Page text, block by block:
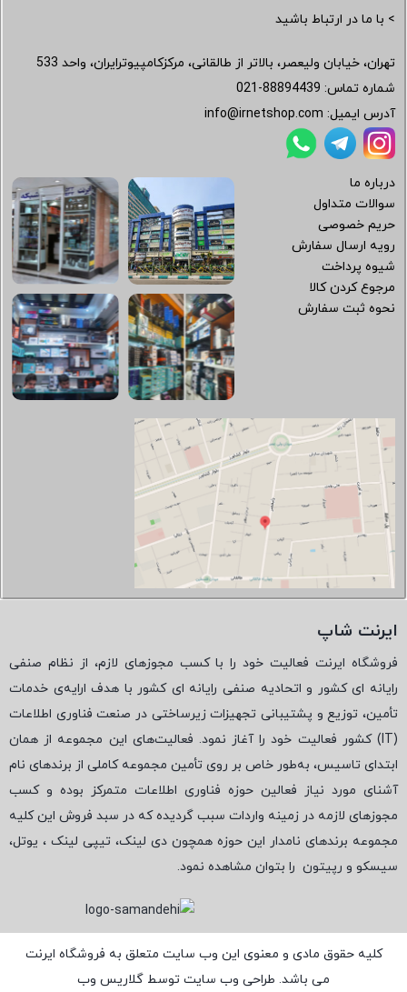
> با ما در ارتباط باشید
تهران، خیابان ولیعصر، بالاتر از طالقانی، مرکزکامپیوترایران، واحد 533
شماره تماس: 021-88894439
آدرس ایمیل: info@irnetshop.com
درباره ما
سوالات متداول
حریم خصوصی
رویه ارسال سفارش
شیوه پرداخت
مرجوع کردن کالا
نحوه ثبت سفارش
ایرنت شاپ
فروشگاه ایرنت فعالیت خود را با کسب مجوزهای لازم، از نظام صنفی
رایانه ای کشور و اتحادیه صنفی رایانه ای کشور با هدف ارایه‌ی خدمات
تأمین، توزیع و پشتیبانی تجهیزات زیرساختی در صنعت فناوری اطلاعات
(
IT) کشور فعالیت خود را آغاز نمود. فعالیت‌های این مجموعه از همان
ابتدای تاسیس، به‌طور خاص بر روی تأمین مجموعه کاملی از برندهای نام
آشنای مورد نیاز فعالین حوزه فناوری اطلاعات متمرکز بوده و کسب
مجوزهای لازمه در زمینه واردات سبب گردیده که در سبد فروش این کلیه
مجموعه برندهای نامدار این حوزه همچون دی لینک، تیپی لینک ، یوتل،
سیسکو و رپیتون را بتوان مشاهده نمود.
کلیه حقوق مادی و معنوی این وب سایت متعلق به فروشگاه ایرنت
می باشد. طراحی وب سایت توسط گلاریس وب